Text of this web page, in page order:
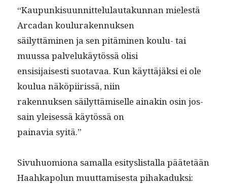
“Kaupunkisu­un­nit­telu­lau­takun­nan mielestä
Arcadan koulurakennuksen
säi­lyt­tämi­nen ja sen pitämi­nen koulu- tai
muus­sa palvelukäytössä olisi
ensisi­jais­es­ti suo­tavaa. Kun käyt­täjäk­si ei ole
koulua näköpi­iris­sä, niin
raken­nuk­sen säi­lyt­tämiselle ainakin osin jos­
sain yleisessä käytössä on
painavia syitä.”
Sivuhuomiona samal­la esi­tys­listal­la päätetään
Haahkapol­un muut­tamis­es­ta pihakaduksi: